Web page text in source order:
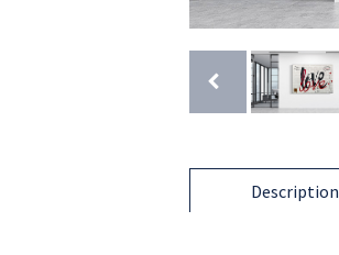
Description